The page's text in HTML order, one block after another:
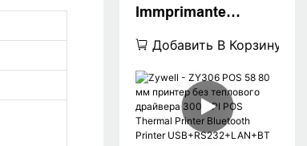
Immprimante
интерфейсы
Принтер счетов
ZY306 80 мм POS
Thermal Cement
Printer
Добавить В Корзину